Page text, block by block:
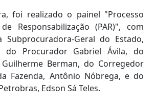
foi realizado o painel "Processo
Responsabilização (PAR)", com
Subprocuradora-Geral do Estado,
do Procurador Gabriel Ávila, do
Guilherme Berman, do Corregedor
Fazenda, Antônio Nóbrega, e do
Edson Sá Teles.